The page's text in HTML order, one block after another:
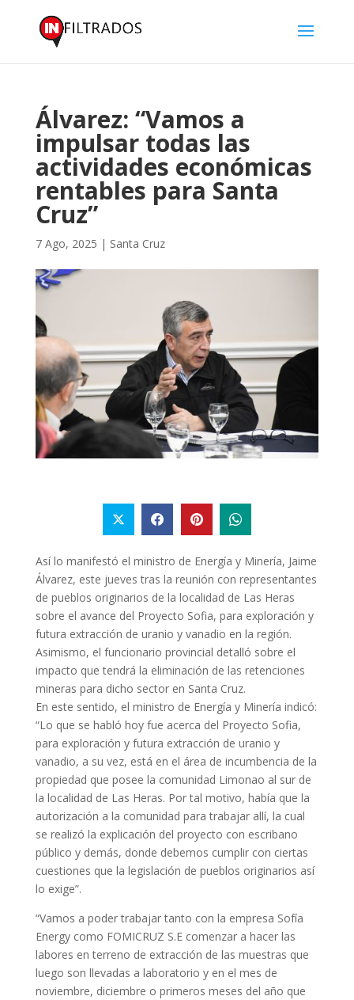
Álvarez: “Vamos a
impulsar todas las
actividades económicas
rentables para Santa
Cruz”
7 Ago, 2025 | Santa Cruz
Así lo manifestó el ministro de Energía y Minería, Jaime
Álvarez, este jueves tras la reunión con representantes
de pueblos originarios de la localidad de Las Heras
sobre el avance del Proyecto Sofia, para exploración y
futura extracción de uranio y vanadio en la región.
Asimismo, el funcionario provincial detalló sobre el
impacto que tendrá la eliminación de las retenciones
mineras para dicho sector en Santa Cruz.
En este sentido, el ministro de Energía y Minería indicó:
“Lo que se habló hoy fue acerca del Proyecto Sofia,
para exploración y futura extracción de uranio y
vanadio, a su vez, está en el área de incumbencia de la
propiedad que posee la comunidad Limonao al sur de
la localidad de Las Heras. Por tal motivo, había que la
autorización a la comunidad para trabajar allí, la cual
se realizó la explicación del proyecto con escribano
público y demás, donde debemos cumplir con ciertas
cuestiones que la legislación de pueblos originarios así
lo exige”.
“Vamos a poder trabajar tanto con la empresa Sofía
Energy como FOMICRUZ S.E comenzar a hacer las
labores en terreno de extracción de las muestras que
luego son llevadas a laboratorio y en el mes de
noviembre, diciembre o primeros meses del año que